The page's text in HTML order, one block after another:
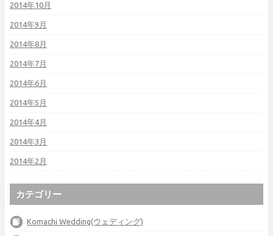
2014年10月
2014年9月
2014年8月
2014年7月
2014年6月
2014年5月
2014年4月
2014年3月
2014年2月
カテゴリー
Komachi Wedding(ウェディング)